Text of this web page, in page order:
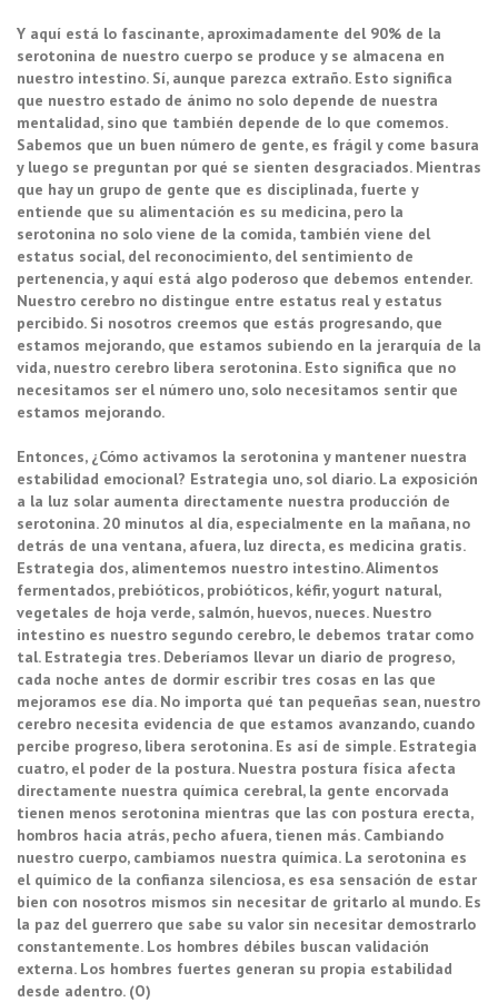
Y aquí está lo fascinante, aproximadamente del 90% de la
serotonina de nuestro cuerpo se produce y se almacena en
nuestro intestino. Sí, aunque parezca extraño. Esto significa
que nuestro estado de ánimo no solo depende de nuestra
mentalidad, sino que también depende de lo que comemos.
Sabemos que un buen número de gente, es frágil y come basura
y luego se preguntan por qué se sienten desgraciados. Mientras
que hay un grupo de gente que es disciplinada, fuerte y
entiende que su alimentación es su medicina, pero la
serotonina no solo viene de la comida, también viene del
estatus social, del reconocimiento, del sentimiento de
pertenencia, y aquí está algo poderoso que debemos entender.
Nuestro cerebro no distingue entre estatus real y estatus
percibido. Si nosotros creemos que estás progresando, que
estamos mejorando, que estamos subiendo en la jerarquía de la
vida, nuestro cerebro libera serotonina. Esto significa que no
necesitamos ser el número uno, solo necesitamos sentir que
estamos mejorando.
Entonces, ¿Cómo activamos la serotonina y mantener nuestra
estabilidad emocional? Estrategia uno, sol diario. La exposición
a la luz solar aumenta directamente nuestra producción de
serotonina. 20 minutos al día, especialmente en la mañana, no
detrás de una ventana, afuera, luz directa, es medicina gratis.
Estrategia dos, alimentemos nuestro intestino. Alimentos
fermentados, prebióticos, probióticos, kéfir, yogurt natural,
vegetales de hoja verde, salmón, huevos, nueces. Nuestro
intestino es nuestro segundo cerebro, le debemos tratar como
tal. Estrategia tres. Deberíamos llevar un diario de progreso,
cada noche antes de dormir escribir tres cosas en las que
mejoramos ese día. No importa qué tan pequeñas sean, nuestro
cerebro necesita evidencia de que estamos avanzando, cuando
percibe progreso, libera serotonina. Es así de simple. Estrategia
cuatro, el poder de la postura. Nuestra postura física afecta
directamente nuestra química cerebral, la gente encorvada
tienen menos serotonina mientras que las con postura erecta,
hombros hacia atrás, pecho afuera, tienen más. Cambiando
nuestro cuerpo, cambiamos nuestra química. La serotonina es
el químico de la confianza silenciosa, es esa sensación de estar
bien con nosotros mismos sin necesitar de gritarlo al mundo. Es
la paz del guerrero que sabe su valor sin necesitar demostrarlo
constantemente. Los hombres débiles buscan validación
externa. Los hombres fuertes generan su propia estabilidad
desde adentro. (O)